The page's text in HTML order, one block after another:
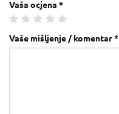
Vaša ocjena *
Vaše mišljenje / komentar *